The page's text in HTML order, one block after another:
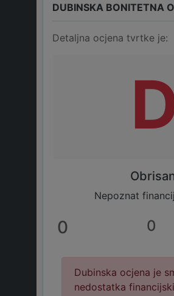
DUBINSKA BONITETNA
Detaljna ocjena tvrtke je:
Nepoznat
0 0
Dubinska ocjena je
nedostatka